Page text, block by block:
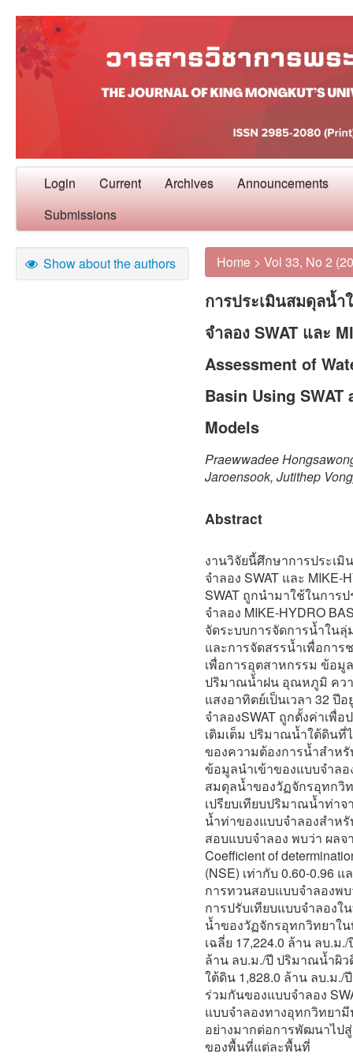
Login Current Archives Announcements
Submissions
Show about the authors Home > Vol 33, No 2
การประเมินสมดุลน้
จำลอง SWAT และ
Assessment of
Basin Using SWAT
Models
Praewwadee
Jaroensook, Jutithep
Abstract
งานวิจัยนี้ศึกษาการประเ
จำลอง SWAT และ MIKE-
SWAT ถูกนำมาใช้ในการ
จำลอง MIKE-HYDRO
จัดระบบการจัดการน้ำในลุ่
และการจัดสรรน้ำเพื่อกา
เพื่อการอุตสาหกรรม ข้อมู
ปริมาณน้ำฝน อุณหภูมิ คว
แสงอาทิตย์เป็นเวลา 32 ปี
จำลองSWAT ถูกตั้งค่าเ
เติมเต็ม ปริมาณน้ำใต้ดิน
ของความต้องการน้ำสำห
ข้อมูลนำเข้าของแบบจำลอ
สมดุลน้ำของวัฏจักรอุทกวิ
เปรียบเทียบปริมาณน้ำท่า
น้ำท่าของแบบจำลองสำห
สอบแบบจำลอง พบว่า ผล
Coefficient of
(NSE) เท่ากับ 0.60-0.96
การทวนสอบแบบจำลองพ
การปรับเทียบแบบจำลอง
น้ำของวัฏจักรอุทกวิทยา
เฉลี่ย 17,224.0 ล้าน ลบ.ม
ล้าน ลบ.ม./ปี ปริมาณน้ำผิ
ใต้ดิน 1,828.0 ล้าน ลบ.ม./
ร่วมกันของแบบจำลอง
แบบจำลองทางอุทกวิทยา
อย่างมากต่อการพัฒนาไป
ของพื้นที่แต่ละพื้นที่